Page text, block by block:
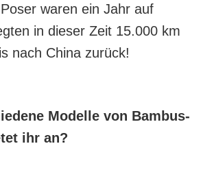
waren ein Jahr auf
in dieser Zeit 15.000 km
nach China zurück!
Modelle von Bambus-
ihr an?